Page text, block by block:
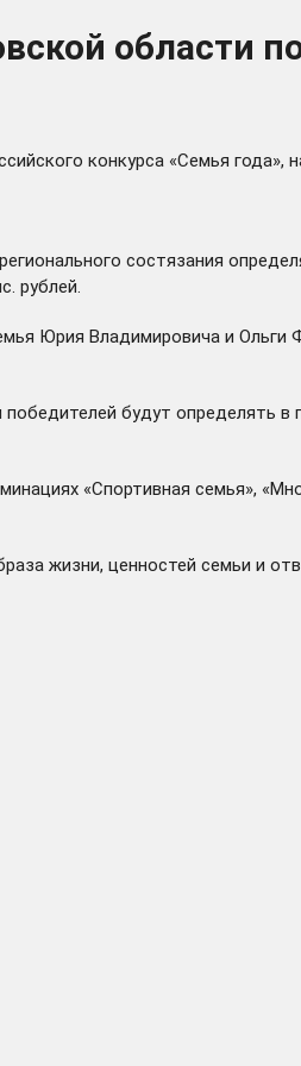
области
конкурса «Семья года»,
состязания
рублей.
Юрия Владимировича и
будут определять в
«Спортивная семья»,
жизни, ценностей семьи и